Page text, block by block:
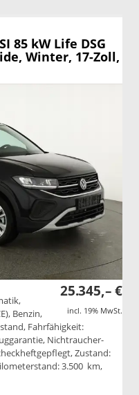
85 kW Life DSG
Winter, 17-Zoll,
25.345,– €
incl. 19% MwSt.
Benzin,
Fahrfähigkeit:
Nichtraucher-
Zustand:
3.500 km,